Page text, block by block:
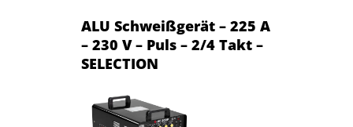
ALU Schweißgerät – 225 A
– 230 V – Puls – 2/4 Takt –
SELECTION